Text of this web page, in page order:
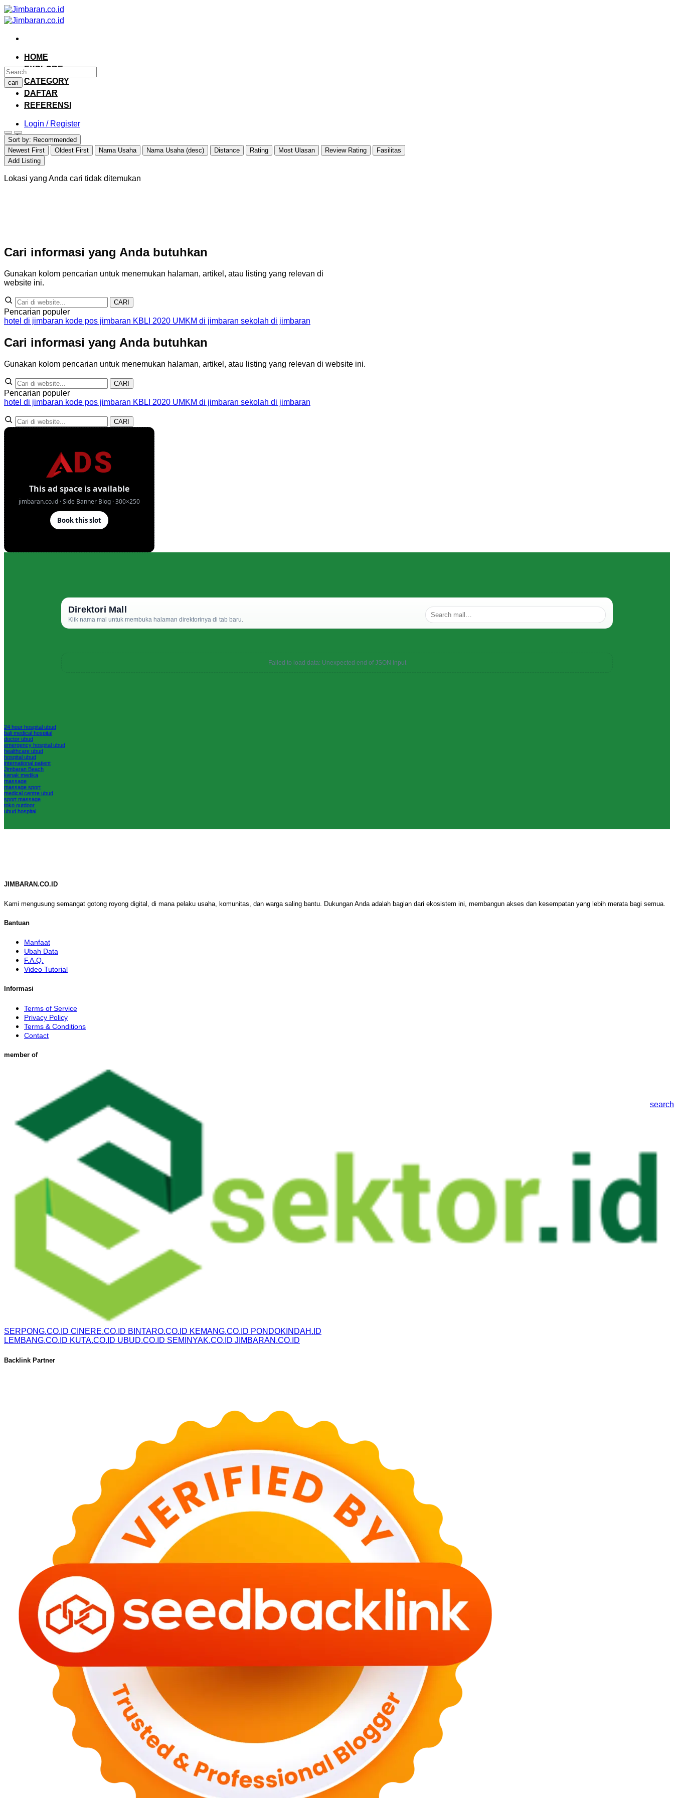
Skip
to
content
HOME
EXPLORE
CATEGORY
DAFTAR
REFERENSI
Login / Register
cari
Sort by: Recommended
Newest First
Oldest First Nama Usaha Nama Usaha (desc) Distance Rating Most Ulasan Review Rating
Fasilitas
Add Listing
Lokasi yang Anda cari tidak ditemukan
search
Cari informasi yang Anda butuhkan
Gunakan kolom pencarian untuk menemukan halaman, artikel, atau listing yang relevan di
website ini.
CARI
Pencarian populer
hotel di jimbaran kode pos jimbaran KBLI 2020 UMKM di jimbaran sekolah di jimbaran
Cari informasi yang Anda butuhkan
Gunakan kolom pencarian untuk menemukan halaman, artikel, atau listing yang relevan di website ini.
CARI
Pencarian populer
hotel di jimbaran kode pos jimbaran KBLI 2020 UMKM di jimbaran sekolah di jimbaran
CARI
Direktori Mall
Klik nama mal untuk membuka halaman direktorinya di tab baru.
Failed to load data: Unexpected end of JSON input
24 hour hospital ubud
bali medical hospital
doctor ubud
emergency hospital ubud
healthcare ubud
hospital ubud
international patient
Jimbaran Beach
kenak medika
massage
massage sport
medical centre ubud
sport massage
toko outdoor
ubud hospital
JIMBARAN.CO.ID
Kami mengusung semangat gotong royong digital, di mana pelaku usaha, komunitas, dan warga saling bantu. Dukungan Anda adalah bagian dari ekosistem ini, membangun akses dan kesempatan yang lebih merata bagi semua.
Bantuan
Manfaat
Ubah Data
F.A.Q.
Video Tutorial
Informasi
Terms of Service
Privacy Policy
Terms & Conditions
Contact
member of
SERPONG.CO.ID CINERE.CO.ID BINTARO.CO.ID KEMANG.CO.ID PONDOKINDAH.ID
LEMBANG.CO.ID KUTA.CO.ID UBUD.CO.ID SEMINYAK.CO.ID JIMBARAN.CO.ID
Backlink Partner